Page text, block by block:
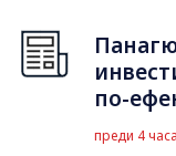
по-
преди 4 часа